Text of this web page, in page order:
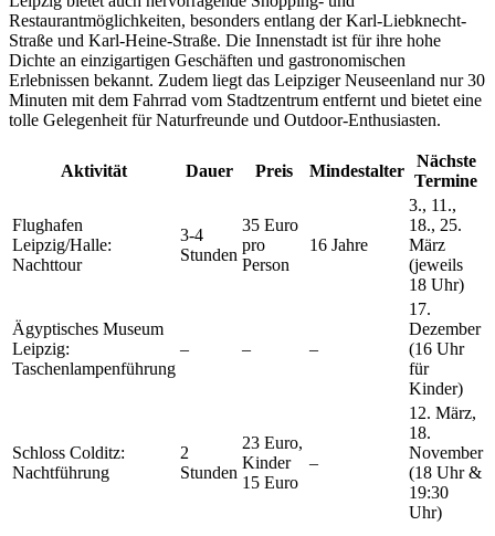
Restaurantmöglichkeiten, besonders entlang der Karl-Liebknecht-
Straße und Karl-Heine-Straße. Die Innenstadt ist für ihre hohe
Dichte an einzigartigen Geschäften und gastronomischen
Erlebnissen bekannt. Zudem liegt das Leipziger Neuseenland nur 30
Minuten mit dem Fahrrad vom Stadtzentrum entfernt und bietet eine
tolle Gelegenheit für Naturfreunde und Outdoor-Enthusiasten.
Aktivität Dauer Preis Mindestalter
Nächste
Termine
Flughafen
Leipzig/Halle:
Nachttour
3-4
Stunden
35 Euro
pro
Person
16 Jahre
3., 11.,
18., 25.
März
(jeweils
18 Uhr)
Ägyptisches Museum
Leipzig:
Taschenlampenführung
– – –
17.
Dezember
(16 Uhr
für
Kinder)
Schloss Colditz:
Nachtführung
2
Stunden
23 Euro,
Kinder
15 Euro
–
12. März,
18.
November
(18 Uhr &
19:30
Uhr)